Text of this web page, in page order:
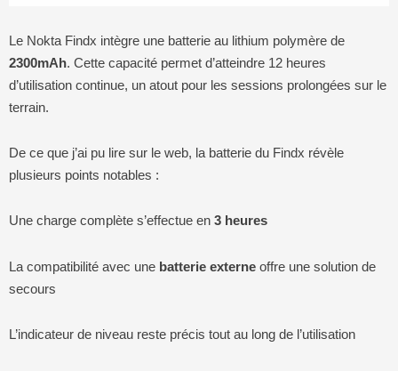
Le Nokta Findx intègre une batterie au lithium polymère de
2300mAh. Cette capacité permet d’atteindre 12 heures
d’utilisation continue, un atout pour les sessions prolongées sur le
terrain.
De ce que j’ai pu lire sur le web, la batterie du Findx révèle
plusieurs points notables :
Une charge complète s’effectue en 3 heures
La compatibilité avec une batterie externe offre une solution de
secours
L’indicateur de niveau reste précis tout au long de l’utilisation